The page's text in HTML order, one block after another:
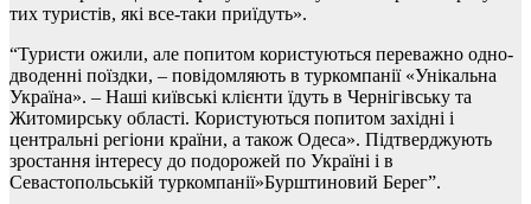
тих туристів, які все-таки приїдуть».
“Туристи ожили, але попитом користуються переважно одно-
дводенні поїздки, – повідомляють в туркомпанії «Унікальна
Україна». – Наші київські клієнти їдуть в Чернігівську та
Житомирську області. Користуються попитом західні і
центральні регіони країни, а також Одеса». Підтверджують
зростання інтересу до подорожей по Україні і в
Севастопольській туркомпанії»Бурштиновий Берег”.